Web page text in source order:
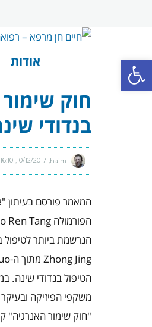
פתח סרגל נגישות אודות
בנדודי
10/12/2017
16:10
המאמר פורסם בעיתון "אורז"
הפורמולה Ren Tang
הנרשמת ביותר לטיפול
Zhong Jing מתוך ה-
הטיפול בנדודי שינה.
משקפי הפיזיקה
"חוק שימור האנרגיה"